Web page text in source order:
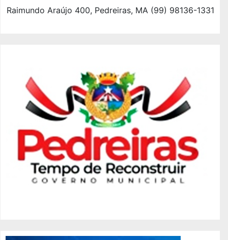
Raimundo Araújo 400, Pedreiras, MA (99) 98136-1331